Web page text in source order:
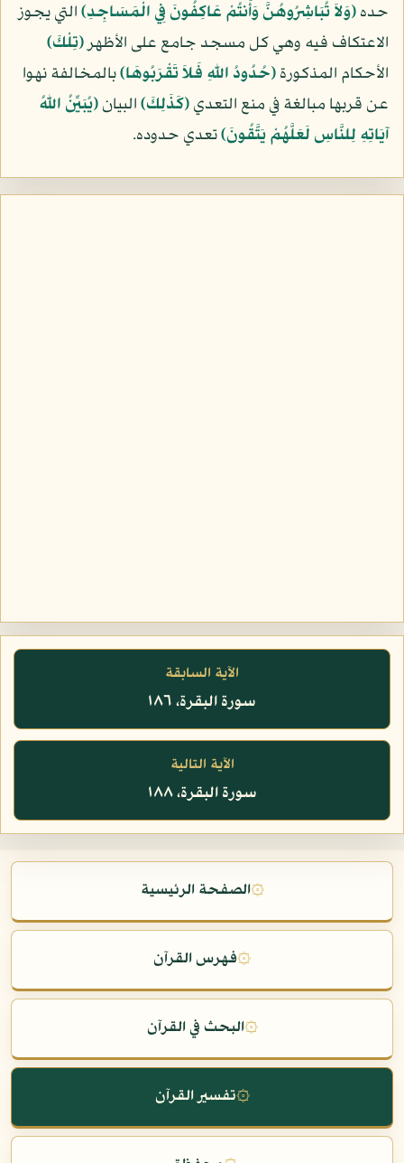
حده﴿وَلاَ تُبَاشِرُوهُنَّ وَأَنتُمْ عَاكِفُونَ فِي الْمَسَاجِدِ﴾التي يجوز
الاعتكاف فيه وهي كل مسجد جامع على الأظهر﴿تِلْكَ﴾
الأحكام المذكورة﴿حُدُودُ اللّهِ فَلاَ تَقْرَبُوهَا﴾بالمخالفة نهوا
عن قربها مبالغة في منع التعدي﴿كَذَلِكَ﴾البيان﴿يُبَيِّنُ اللّهُ
آيَاتِهِ لِلنَّاسِ لَعَلَّهُمْ يَتَّقُونَ﴾تعدي حدوده.
الآية السابقة
سورة البقرة، ١٨٦
الآية التالية
سورة البقرة، ١٨٨
۞الصفحة الرئيسية
۞فهرس القرآن
۞البحث في القرآن
۞تفسير القرآن